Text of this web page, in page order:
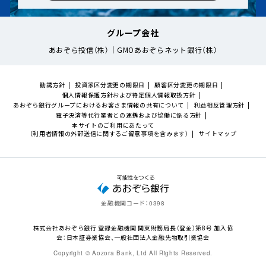
グループ会社
あおぞら投信（株） GMOあおぞらネット銀行（株）
勧誘方針 投資家区分変更の期限日
顧客区分変更の期限日
個人情報保護方針および特定個人情報取扱方針
あおぞら銀行グループにおけるお客さま情報の共有について
利益相反管理方針
電子決済等代行業者との連携および協働に係る方針
本サイトのご利用にあたって
（利用者情報の外部送信に関するご留意事項を含みます）
サイトマップ
金融機関コード： 0398
株式会社あおぞら銀行 登録金融機関 関東財務局長（登金）第8号 加入協
会：日本証券業協会、一般社団法人金融先物取引業協会
Copyright © Aozora Bank, Ltd All Rights Reserved.